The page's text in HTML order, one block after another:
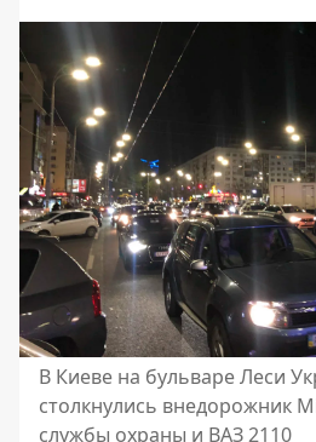
В Киеве на бульваре Леси
столкнулись внедорожник
службы охраны и ВАЗ 2110